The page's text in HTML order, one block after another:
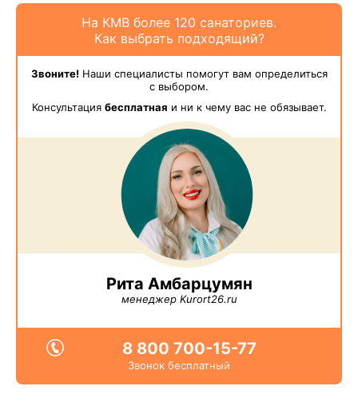
На КМВ более 120 санаториев.
Как выбрать подходящий?
Звоните!Наши специалисты помогут вам определиться
с выбором.
Консультация бесплатная и ни к чему вас не обязывает.
Рита Амбарцумян
менеджер Kurort26.ru
8 800 700-15-77
Звонок бесплатный